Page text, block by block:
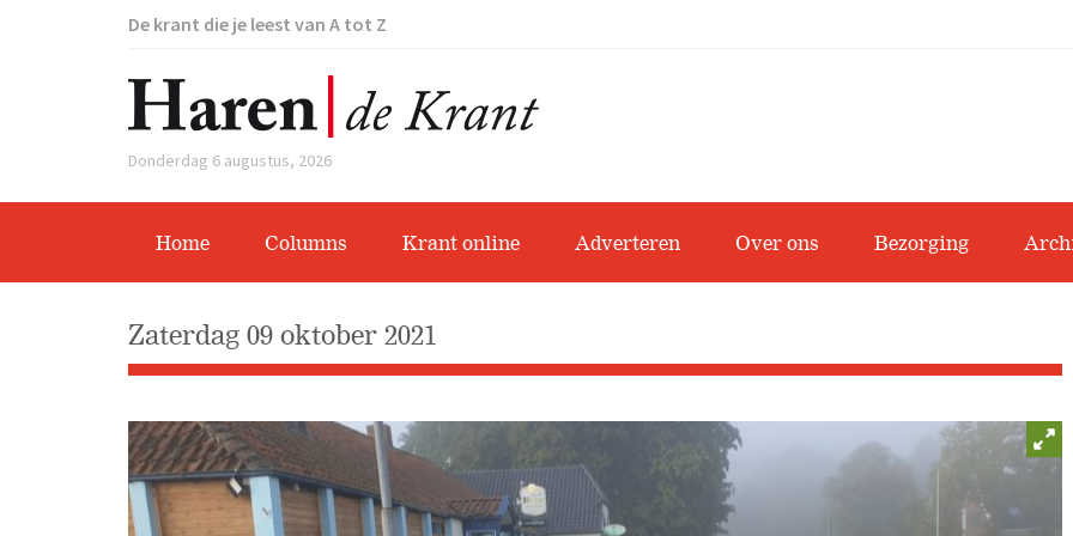
De krant die je leest van A tot Z
Donderdag 6 augustus, 2026
Home Columns Krant online Adverteren Over ons Bezorging
zaterdag 09 oktober 2021